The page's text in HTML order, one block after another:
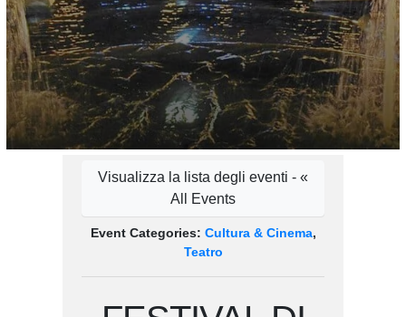
Visualizza la lista degli eventi - «
All Events
Event Categories: Cultura & Cinema,
Teatro